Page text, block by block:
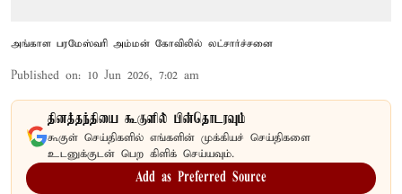
அங்காள பரமேஸ்வரி அம்மன் கோவிலில் லட்சார்ச்சனை
Published on: 10 Jun 2026, 7:02 am
தினத்தந்தியை கூகுளில் பின்தொடரவும்
கூகுள் செய்திகளில் எங்களின் முக்கியச் செய்திகளை
உடனுக்குடன் பெற கிளிக் செய்யவும்.
Add as Preferred Source